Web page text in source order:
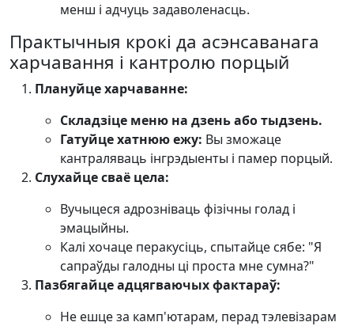
менш і адчуць задаволенасць.
Практычныя крокі да асэнсаванага
харчавання і кантролю порцый
Плануйце харчаванне:
Складзіце меню на дзень або тыдзень.
Гатуйце хатнюю ежу: Вы зможаце
кантраляваць інгрэдыенты і памер порцый.
Слухайце сваё цела:
Вучыцеся адрозніваць фізічны голад і
эмацыйны.
Калі хочаце перакусіць, спытайце сябе: "Я
сапраўды галодны ці проста мне сумна?"
Пазбягайце адцягваючых фактараў:
Не ешце за камп'ютарам, перад тэлевізарам